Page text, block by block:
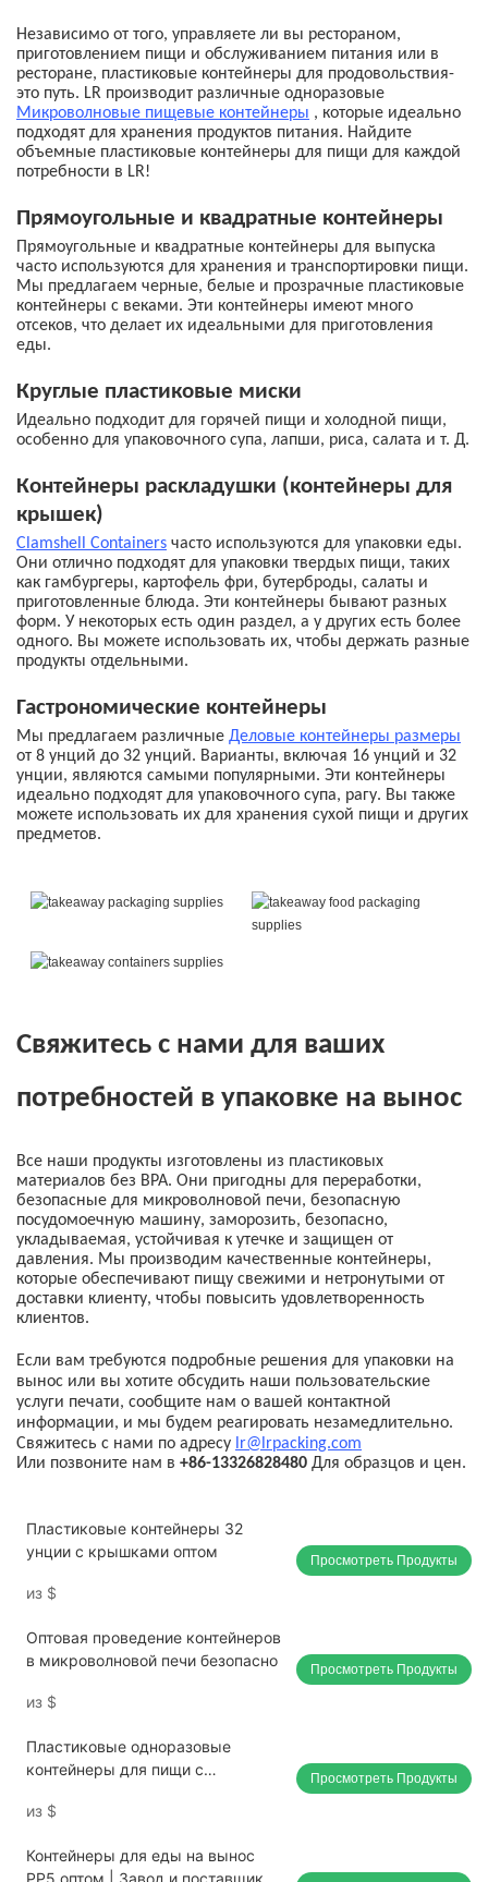
Независимо от того, управляете ли вы рестораном,
приготовлением пищи и обслуживанием питания или в
ресторане, пластиковые контейнеры для продовольствия-
это путь. LR производит различные одноразовые
Микроволновые пищевые контейнеры , которые идеально
подходят для хранения продуктов питания. Найдите
объемные пластиковые контейнеры для пищи для каждой
потребности в LR!
Прямоугольные и квадратные контейнеры
Прямоугольные и квадратные контейнеры для выпуска
часто используются для хранения и транспортировки пищи.
Мы предлагаем черные, белые и прозрачные пластиковые
контейнеры с веками. Эти контейнеры имеют много
отсеков, что делает их идеальными для приготовления
еды.
Круглые пластиковые миски
Идеально подходит для горячей пищи и холодной пищи,
особенно для упаковочного супа, лапши, риса, салата и т. Д.
Контейнеры раскладушки (контейнеры для
крышек)
Clamshell Containers часто используются для упаковки еды.
Они отлично подходят для упаковки твердых пищи, таких
как гамбургеры, картофель фри, бутерброды, салаты и
приготовленные блюда. Эти контейнеры бывают разных
форм. У некоторых есть один раздел, а у других есть более
одного. Вы можете использовать их, чтобы держать разные
продукты отдельными.
Гастрономические контейнеры
Мы предлагаем различные Деловые контейнеры размеры
от 8 унций до 32 унций. Варианты, включая 16 унций и 32
унции, являются самыми популярными. Эти контейнеры
идеально подходят для упаковочного супа, рагу. Вы также
можете использовать их для хранения сухой пищи и других
предметов.
Свяжитесь с нами для ваших
потребностей в упаковке на вынос
Все наши продукты изготовлены из пластиковых
материалов без BPA. Они пригодны для переработки,
безопасные для микроволновой печи, безопасную
посудомоечную машину, заморозить, безопасно,
укладываемая, устойчивая к утечке и защищен от
давления. Мы производим качественные контейнеры,
которые обеспечивают пищу свежими и нетронутыми от
доставки клиенту, чтобы повысить удовлетворенность
клиентов.
Если вам требуются подробные решения для упаковки на
вынос или вы хотите обсудить наши пользовательские
услуги печати, сообщите нам о вашей контактной
информации, и мы будем реагировать незамедлительно.
Свяжитесь с нами по адресу lr@lrpacking.com
Или позвоните нам в +86-13326828480 Для образцов и цен.
Пластиковые контейнеры 32
унции с крышками оптом
из $
Просмотреть Продукты
Оптовая проведение контейнеров
в микроволновой печи безопасно
из $
Просмотреть Продукты
Пластиковые одноразовые
контейнеры для пищи с
из $
Просмотреть Продукты
Контейнеры для еды на вынос